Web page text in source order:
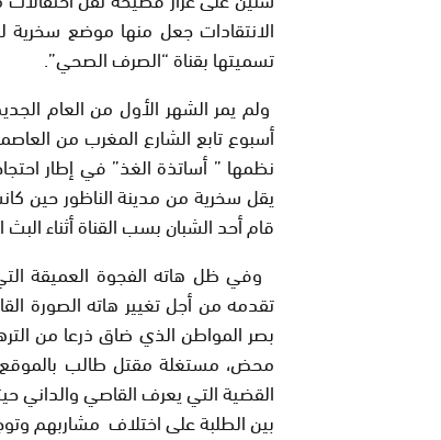
الانتقادات جعل منها موضع سخرية
تسميتها بقناة “الصرف الصحي”.
ولم يمر الشهر الأول من العام
أسبوع تابع الشارع المغرب من
نظمها ” أساتذة الغذ” في إطار
يقل سخرية من مدينة الناظور حين
قام أحد الشبان بسب القناة أثناء
وفي ظل هاته الفجوة العميقة
تقدمه من أجل تغيير هاته الصورة
بصر المواطن الذي ضاق ذرعا من
محض، مستغلة مقتل طالب بالموقع
القضية التي يعرف القاصي والداني
بين الطلبة على اختلاف مشاربهم